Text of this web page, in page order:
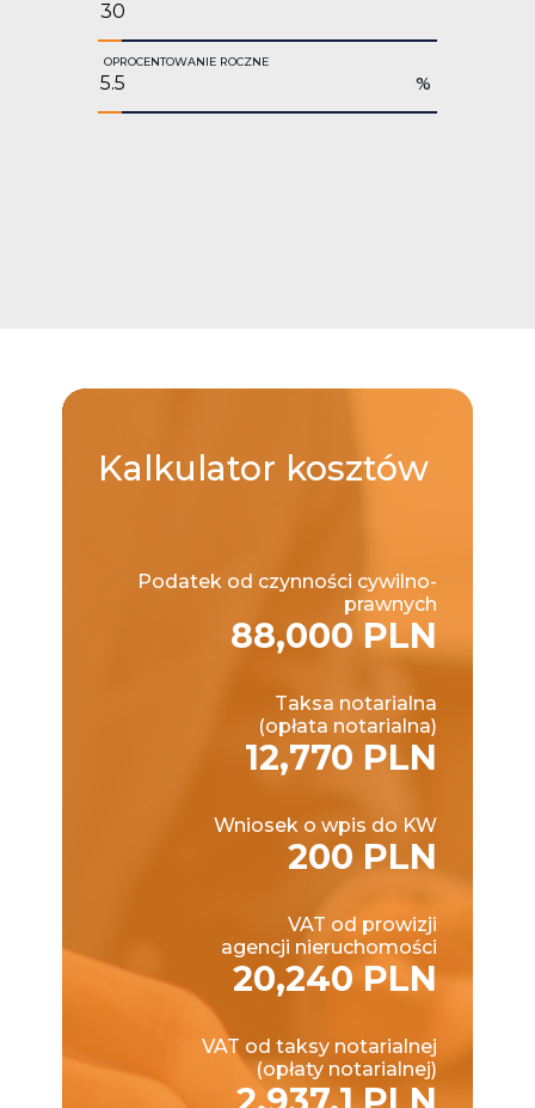
OPROCENTOWANIE ROCZNE
%
Kalkulator kosztów
Podatek od czynności cywilno-
prawnych
88,000 PLN
Taksa notarialna
(opłata notarialna)
12,770 PLN
Wniosek o wpis do KW
200 PLN
VAT od prowizji
agencji nieruchomości
20,240 PLN
VAT od taksy notarialnej
(opłaty notarialnej)